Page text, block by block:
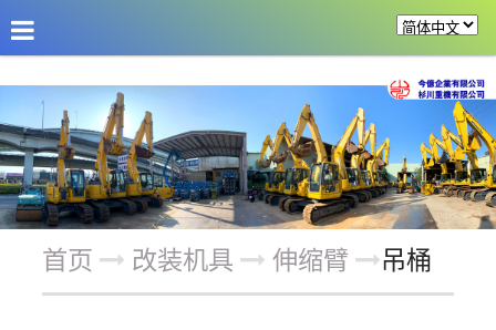
公司介绍 最新消息 改装机具
首页 改装机具 伸缩臂 吊桶